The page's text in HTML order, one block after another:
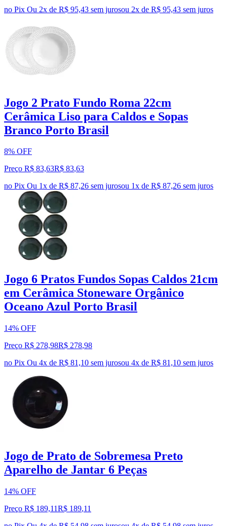
no Pix Ou 2x de R$ 95,43 sem jurosou 2x de R$ 95,43 sem juros
Jogo 2 Prato Fundo Roma 22cm
Cerâmica Liso para Caldos e Sopas
Branco Porto Brasil
8% OFF
Preço R$ 83,63R$ 83,63
no Pix Ou 1x de R$ 87,26 sem jurosou 1x de R$ 87,26 sem juros
Jogo 6 Pratos Fundos Sopas Caldos 21cm
em Cerâmica Stoneware Orgânico
Oceano Azul Porto Brasil
14% OFF
Preço R$ 278,98R$ 278,98
no Pix Ou 4x de R$ 81,10 sem jurosou 4x de R$ 81,10 sem juros
Jogo de Prato de Sobremesa Preto
Aparelho de Jantar 6 Peças
14% OFF
Preço R$ 189,11R$ 189,11